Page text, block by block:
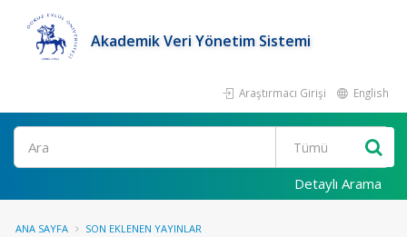
Akademik Veri Yönetim Sistemi
Araştırmacı Girişi English
Ara
Detaylı Arama
ANA SAYFA SON EKLENEN YAYINLAR